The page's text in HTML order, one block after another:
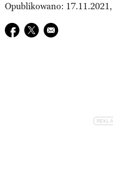
Opublikowano:
Udostępnij na facebook
Udostępnij na twitter
E-mail do